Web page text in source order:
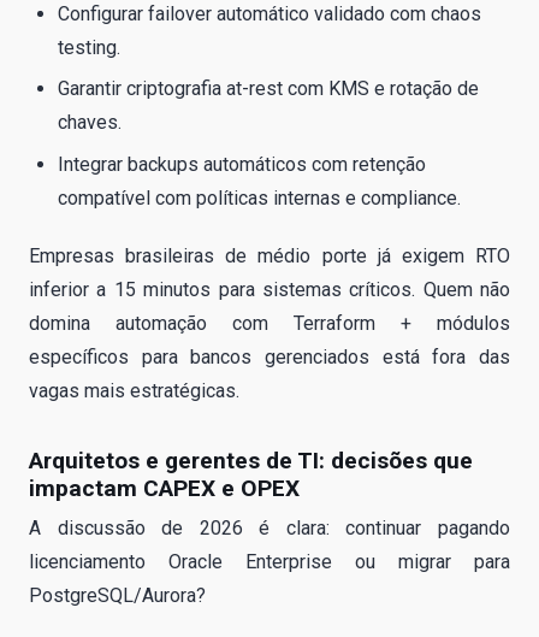
Configurar failover automático validado com chaos
testing.
Garantir criptografia at-rest com KMS e rotação de
chaves.
Integrar backups automáticos com retenção
compatível com políticas internas e compliance.
Empresas brasileiras de médio porte já exigem RTO
inferior a 15 minutos para sistemas críticos. Quem não
domina automação com Terraform + módulos
específicos para bancos gerenciados está fora das
vagas mais estratégicas.
Arquitetos e gerentes de TI: decisões que
impactam CAPEX e OPEX
A discussão de 2026 é clara: continuar pagando
licenciamento Oracle Enterprise ou migrar para
PostgreSQL/Aurora?